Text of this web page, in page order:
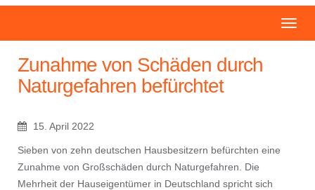
Zunahme von Schäden durch
Naturgefahren befürchtet
15. April 2022
Sieben von zehn deutschen Hausbesitzern befürchten eine
Zunahme von Großschäden durch Naturgefahren. Die
Mehrheit der Hauseigentümer in Deutschland spricht sich